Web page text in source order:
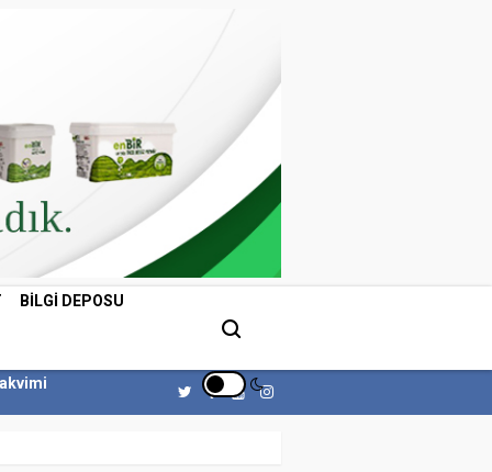
BILGI DEPOSU